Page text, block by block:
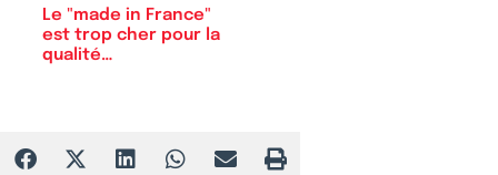
Le "made in France"
est trop cher pour la
qualité…